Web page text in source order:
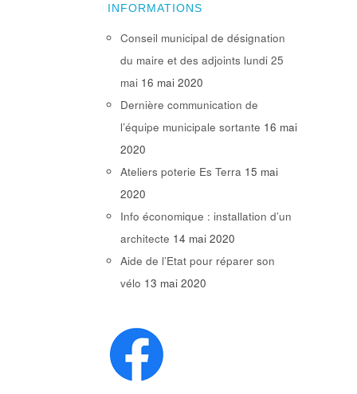
INFORMATIONS
Conseil municipal de désignation
du maire et des adjoints lundi 25
mai 16 mai 2020
Dernière communication de
l’équipe municipale sortante 16 mai
2020
Ateliers poterie Es Terra 15 mai
2020
Info économique : installation d’un
architecte 14 mai 2020
Aide de l’Etat pour réparer son
vélo 13 mai 2020